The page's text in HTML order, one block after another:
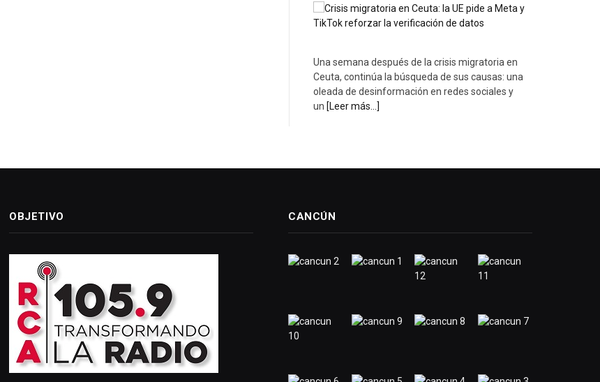
Una semana después de la crisis migratoria en
Ceuta, continúa la búsqueda de sus causas: una
oleada de desinformación en redes sociales y
un [Leer más...]
OBJETIVO CANCÚN